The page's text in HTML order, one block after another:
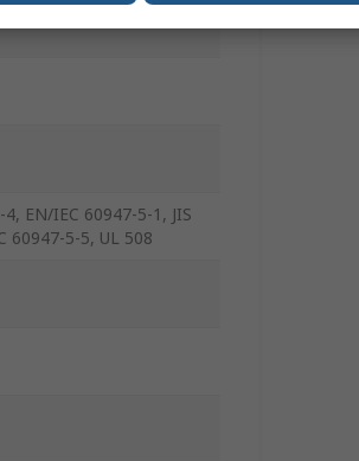
EN/IEC 60947-5-1, JIS
60947-5-5, UL 508